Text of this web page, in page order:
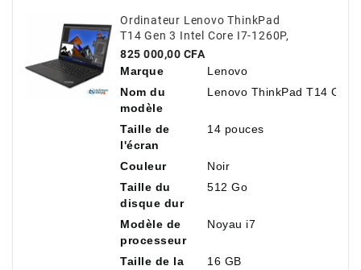
Ordinateur Lenovo ThinkPad
T14 Gen 3 Intel Core I7-1260P,
14" Antireflet, 16 Go De RAM,
512 Go De SSD NVMe
Prix
825 000,00 CFA
Marque
Lenovo
Nom du
modèle
Lenovo ThinkPad T14 Gen
Taille de
l'écran
14 pouces
Couleur
Noir
Taille du
disque dur
512 Go
Modèle de
processeur
Noyau i7
Taille de la
16 GB